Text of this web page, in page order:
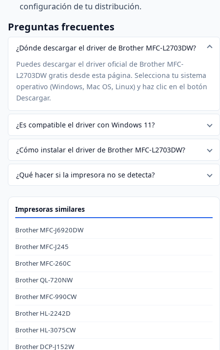
configuración de tu distribución.
Preguntas frecuentes
¿Dónde descargar el driver de Brother MFC-L2703DW?
Puedes descargar el driver oficial de Brother MFC-
L2703DW gratis desde esta página. Selecciona tu sistema
operativo (Windows, Mac OS, Linux) y haz clic en el botón
Descargar.
¿Es compatible el driver con Windows 11?
¿Cómo instalar el driver de Brother MFC-L2703DW?
¿Qué hacer si la impresora no se detecta?
Impresoras similares
Brother MFC-J6920DW
Brother MFC-J245
Brother MFC-260C
Brother QL-720NW
Brother MFC-990CW
Brother HL-2242D
Brother HL-3075CW
Brother DCP-J152W